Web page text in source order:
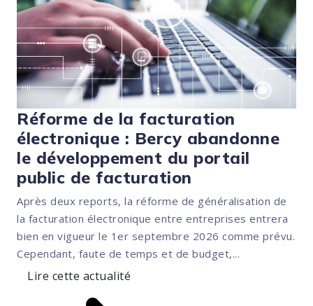
Réforme de la facturation
électronique : Bercy abandonne
le développement du portail
public de facturation
Après deux reports, la réforme de généralisation de
la facturation électronique entre entreprises entrera
bien en vigueur le 1er septembre 2026 comme prévu.
Cependant, faute de temps et de budget,...
Lire cette actualité